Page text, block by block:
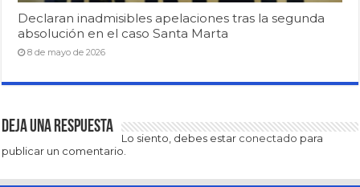
Declaran inadmisibles apelaciones tras la segunda
absolución en el caso Santa Marta
8 de mayo de 2026
Deja una respuesta
Lo siento, debes estar conectado para
publicar un comentario.